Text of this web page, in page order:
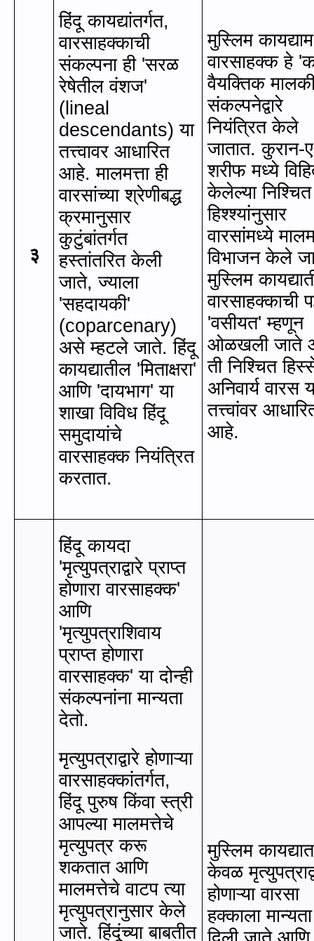
३
हिंदू कायद्यांतर्गत,
वारसाहक्काची
संकल्पना ही 'सरळ
रेषेतील वंशज'
(lineal
descendants)या
तत्त्वावर आधारित
आहे. मालमत्ता ही
वारसांच्या श्रेणीबद्ध
क्रमानुसार
कुटुंबांतर्गत
हस्तांतरित केली
जाते,ज्याला
'सहदायकी'
(coparcenary)
असे म्हटले जाते. हिंदू
कायद्यातील 'मिताक्षरा'
आणि 'दायभाग'या
शाखा विविध हिंदू
समुदायांचे
वारसाहक्क नियंत्रित
करतात.
मुस्लिम
वारसाहक्क हे '
वैयक्तिक
संकल्पनेद्वारे
नियंत्रित केले
जातात. कुरान-
शरीफ मध्ये
केलेल्या निश्चित
हिश्श्यांनुसार
वारसांमध्ये
विभाजन केले
मुस्लिम
वारसाहक्काची
'वसीयत'म्हणून
ओळखली जाते
ती निश्चित
अनिवार्य वारस
तत्त्वांवर
आहे.
हिंदू कायदा
'मृत्युपत्राद्वारे प्राप्‍त
होणारा वारसाहक्क'
आणि
'मृत्युपत्राशिवाय
प्राप्‍त होणारा
वारसाहक्क'या दोन्ही
संकल्पनांना मान्यता
देतो.
मृत्युपत्राद्वारे होणाऱ्या
वारसाहक्कांतर्गत,
हिंदू पुरुष किंवा स्त्री
आपल्या मालमत्तेचे
मृत्युपत्र करू
शकतात आणि
मालमत्तेचे वाटप त्या
मृत्युपत्रानुसार केले
जाते. हिंदूंच्या बाबतीत
मुस्लिम कायद्यात
केवळ
होणाऱ्या वारसा
हक्काला मान्यता